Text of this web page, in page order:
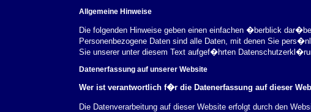
Allgemeine Hinweise
Die folgenden Hinweise geben einen einfachen �berblick
Personenbezogene Daten sind alle Daten, mit denen Sie
Sie unserer unter diesem Text aufgef�hrten
Datenerfassung auf unserer Website
Wer ist verantwortlich f�r die Datenerfassung auf dieser
Die Datenverarbeitung auf dieser Website erfolgt durch den